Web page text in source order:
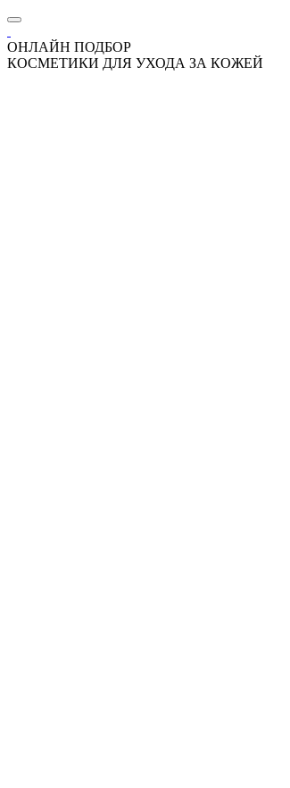
ОНЛАЙН ПОДБОР
КОСМЕТИКИ ДЛЯ УХОДА ЗА КОЖЕЙ